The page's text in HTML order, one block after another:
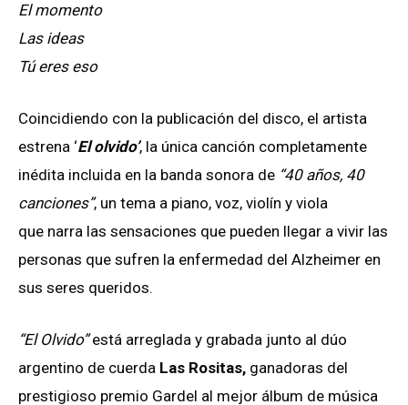
El momento
Las ideas
Tú eres eso
Coincidiendo con la publicación del disco, el artista
estrena ‘El olvido’, la única canción completamente
inédita incluida en la banda sonora de “40 años, 40
canciones”, un tema a piano, voz, violín y viola
que narra las sensaciones que pueden llegar a vivir las
personas que sufren la enfermedad del Alzheimer en
sus seres queridos.
“El Olvido”está arreglada y grabada junto al dúo
argentino de cuerda Las Rositas, ganadoras del
prestigioso premio Gardel al mejor álbum de música